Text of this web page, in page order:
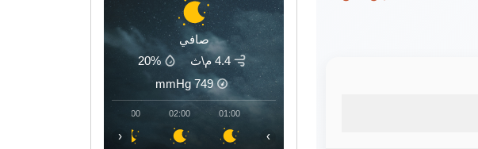
صافي
4.4 م\ث
20%
749
mmHg
01:00
02:00
03:00
‹ ›